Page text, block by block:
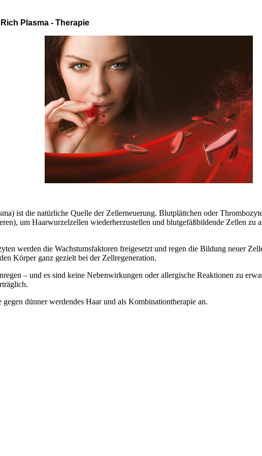
Plasma - Therapie
ist die natürliche Quelle der Zellerneuerung. Blutplättchen oder
um Haarwurzelzellen wiederherzustellen und blutgefäßbildende Zellen
werden die Wachstumsfaktoren freigesetzt und regen die Bildung neuer
Körper ganz gezielt bei der Zellregeneration.
– und es sind keine Nebenwirkungen oder allergische Reaktionen zu
dünner werdendes Haar und als Kombinationtherapie an.